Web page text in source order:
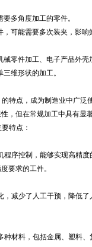
多角度加工的零件。
可能需要多次装夹，影响
零件加工、电子产品外壳
维形状的加工。
特点，成为制造业中广泛
，但在常规加工中具有显著
特点：
程序控制，能够实现高精
要求的工件。
，减少了人工干预，降低
种材料，包括金属、塑料